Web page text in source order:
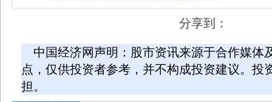
分享到：
中国经济网声明：股市资讯来源于合作媒体
点，仅供投资者参考，并不构成投资建议。投
担。